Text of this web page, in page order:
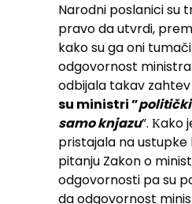
Narodni poslanici su
pravo da utvrdi,
kako su ga oni
odgovornost
odbijala takav zahtev
su ministri ”politički
samo knjazu”. Кako
pristajala na ustupke
pitanju Zakon o
odgovornosti pa su
da odgovornost